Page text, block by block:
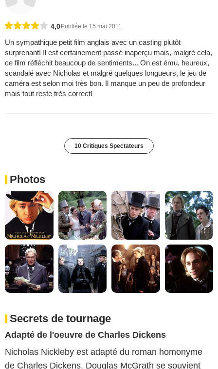
4,0 Publiée le 15 mai 2011
Un sympathique petit film anglais avec un casting plutôt
surprenant! Il est certainement passé inaperçu mais, malgré cela,
ce film réfléchit beaucoup de sentiments... On est ému, heureux,
scandalé avec Nicholas et malgré quelques longueurs, le jeu de
caméra est selon moi très bon. Il manque un peu de profondeur
mais tout reste très correct!
10 Critiques Spectateurs
Photos
Secrets de tournage
Adapté de l'oeuvre de Charles Dickens
Nicholas Nickleby est adapté du roman homonyme
de Charles Dickens. Douglas McGrath se souvient